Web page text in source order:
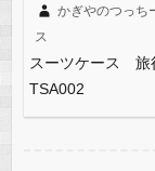
かぎやのつっち
ス
スーツケース
TSA002